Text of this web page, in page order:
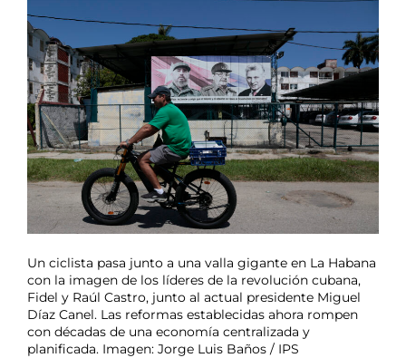
Un ciclista pasa junto a una valla gigante en La Habana
con la imagen de los líderes de la revolución cubana,
Fidel y Raúl Castro, junto al actual presidente Miguel
Díaz Canel. Las reformas establecidas ahora rompen
con décadas de una economía centralizada y
planificada. Imagen: Jorge Luis Baños / IPS